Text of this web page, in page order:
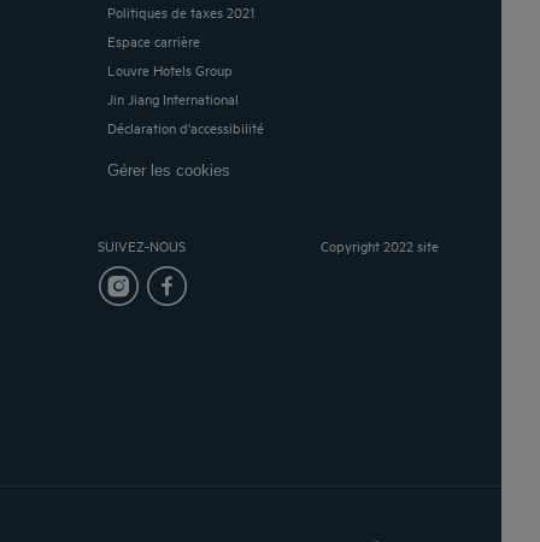
Politiques de taxes 2021
Espace carrière
Louvre Hotels Group
Jin Jiang International
Déclaration d'accessibilité
Gérer les cookies
SUIVEZ-NOUS Copyright 2022 site